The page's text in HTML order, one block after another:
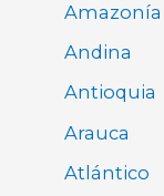
Amazonía
Andina
Antioquia
Arauca
Atlántico